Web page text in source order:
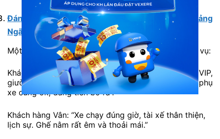
Đánh giá xe Chơn Mỹ Limousine Tây Ninh đi Quảng
Ngãi
Một số đánh giá từ khách hàng đã trải nghiệm dịch vụ:
Khách hàng Huyền: “Lần đầu trải nghiệm xe VIP,
giường rộng thoải mái cực kì, xe chạy êm, tài xế phụ
xe cũng ok, đáng tiền bỏ ra”.
Khách hàng Vân: “Xe chạy đúng giờ, tài xế thân thiện,
lịch sự. Ghế nằm rất êm và thoải mái.”